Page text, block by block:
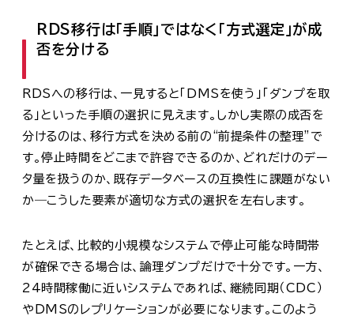
RDS移行は「手順」ではなく「方式選定」が成
否を分ける
RDSへの移行は、一見すると「DMSを使う」「ダンプを取
る」といった手順の選択に見えます。しかし実際の成否を
分けるのは、移行方式を決める前の“前提条件の整理”で
す。停止時間をどこまで許容できるのか、どれだけのデー
タ量を扱うのか、既存データベースの互換性に課題がない
か―こうした要素が適切な方式の選択を左右します。
たとえば、比較的小規模なシステムで停止可能な時間帯
が確保できる場合は、論理ダンプだけで十分です。一方、
24時間稼働に近いシステムであれば、継続同期（CDC）
やDMSのレプリケーションが必要になります。このよう